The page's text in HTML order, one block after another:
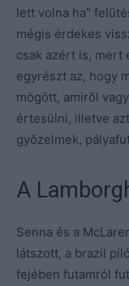
lett volna ha”
mégis érdekes
csak azért is, mert
egyrészt az, hogy
mögött, amiről
értesülni, illetve
győzelmek,
A
Senna és a
látszott, a brazil
fejében futamról